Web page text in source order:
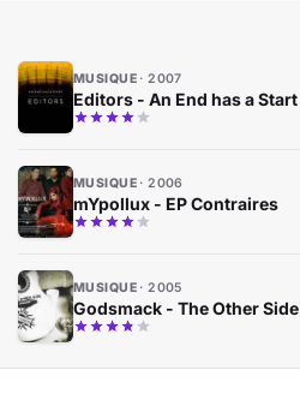
MUSIQUE 2007
Editors - An End has a Start
MUSIQUE 2006
mYpollux - EP Contraires
MUSIQUE 2005
Godsmack - The Other Side